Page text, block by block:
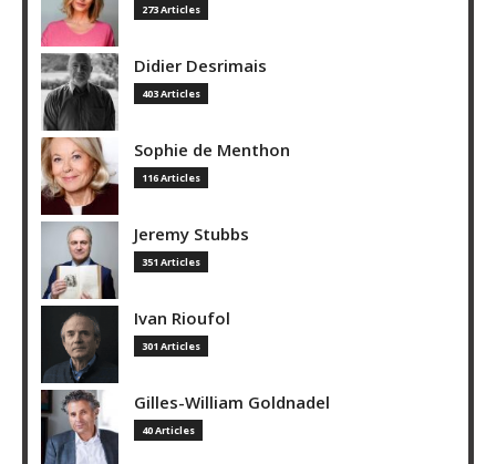
273 Articles
Didier Desrimais
403 Articles
Sophie de Menthon
116 Articles
Jeremy Stubbs
351 Articles
Ivan Rioufol
301 Articles
Gilles-William Goldnadel
40 Articles